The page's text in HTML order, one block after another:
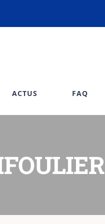
ACTUS FAQ